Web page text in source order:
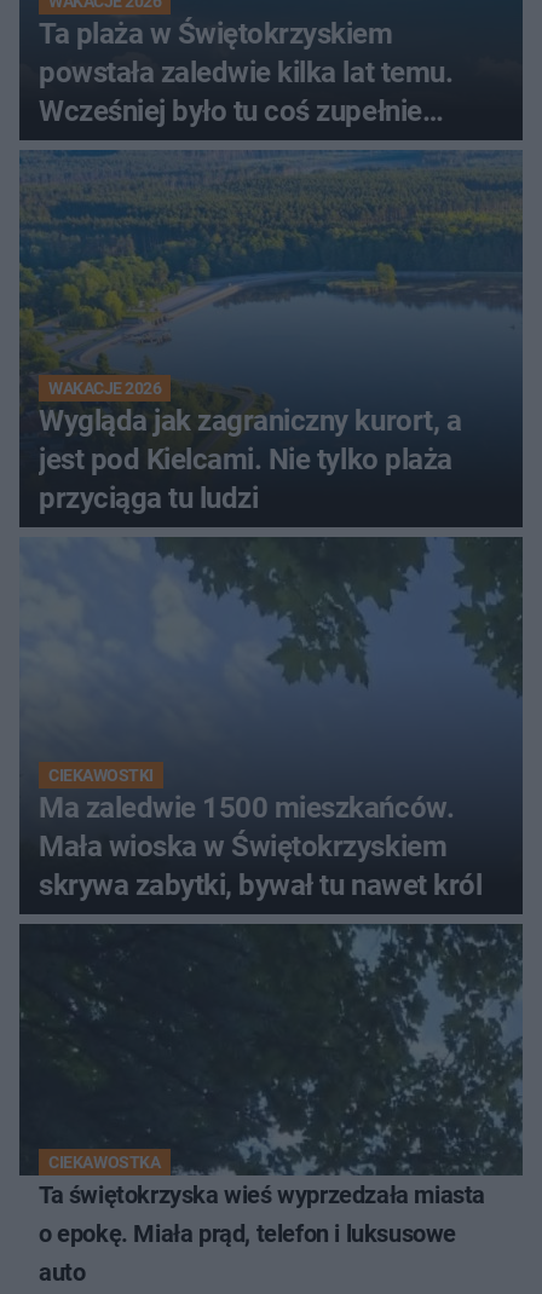
Ta plaża w Świętokrzyskiem
powstała zaledwie kilka lat temu.
Wcześniej było tu coś zupełnie
innego
WAKACJE 2026
Wygląda jak zagraniczny kurort, a
jest pod Kielcami. Nie tylko plaża
przyciąga tu ludzi
CIEKAWOSTKI
Ma zaledwie 1500 mieszkańców.
Mała wioska w Świętokrzyskiem
skrywa zabytki, bywał tu nawet król
CIEKAWOSTKA
Ta świętokrzyska wieś wyprzedzała miasta
o epokę. Miała prąd, telefon i luksusowe
auto